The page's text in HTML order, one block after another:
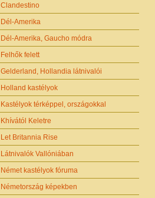
Clandestino
Dél-Amerika
Dél-Amerika, Gaucho módra
Felhők felett
Gelderland, Hollandia látnivalói
Holland kastélyok
Kastélyok térképpel, országokkal
Khívától Keletre
Let Britannia Rise
Látnivalók Vallóniában
Német kastélyok fóruma
Németország képekben